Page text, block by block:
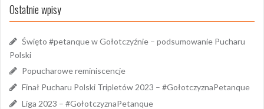
Ostatnie wpisy
Święto #petanque w Gołotczyźnie – podsumowanie Pucharu
Polski
Popucharowe reminiscencje
Finał Pucharu Polski Tripletów 2023 – #GołotczyznaPetanque
Liga 2023 – #GołotczyznaPetanque